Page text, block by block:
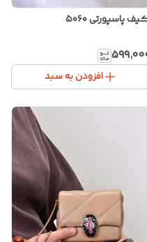
پاسپورتی ۵۰۶۰
افزودن به سبد